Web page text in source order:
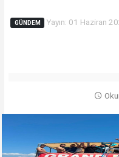
GÜNDEM
Yayın: 01 Haziran